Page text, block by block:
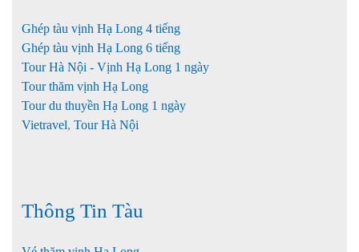
Ghép tàu vịnh Hạ Long 4 tiếng
Ghép tàu vịnh Hạ Long 6 tiếng
Tour Hà Nội - Vịnh Hạ Long 1 ngày
Tour thăm vịnh Hạ Long
Tour du thuyền Hạ Long 1 ngày
Vietravel, Tour Hà Nội
Thông Tin Tàu